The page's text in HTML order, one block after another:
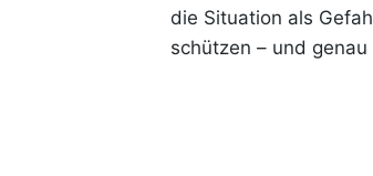
die Situation als
schützen – und